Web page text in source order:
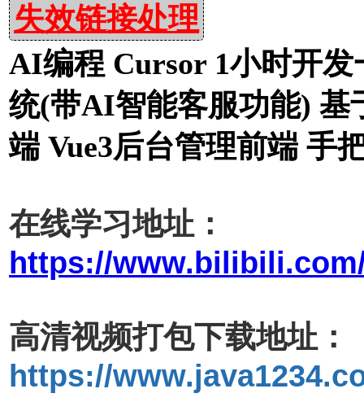
失效链接处理
AI编程 Cursor 1小时开
统(带AI智能客服功能) 基
端 Vue3后台管理前端 手
在线学习地址：
https://
高清视频打包下载地址：
https://